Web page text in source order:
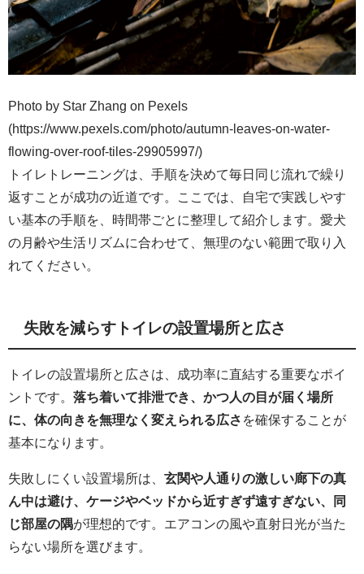
Photo by Star Zhang on Pexels
(https://www.pexels.com/photo/autumn-leaves-on-water-
flowing-over-roof-tiles-29905997/)
トイレトレーニングは、手順を決めて毎日同じ流れで繰り
返すことが成功の近道です。ここでは、自宅で実践しやす
い基本の手順を、時間帯ごとに整理して紹介します。愛犬
の月齢や生活リズムに合わせて、無理のない範囲で取り入
れてください。
失敗を減らすトイレの設置場所と広さ
トイレの設置場所と広さは、成功率に直結する重要なポイ
ントです。 落ち着いて排泄でき、かつ人の目が届く場所
に、体の向きを無理なく変えられる広さ を確保することが
基本になります。
失敗しにくい設置場所は、 玄関や人通りの激しい廊下の真
ん中は避け、ケージやベッドから近すぎず遠すぎない、同
じ部屋の隅が理想的です。エアコンの風や直射日光が当た
らない場所を選びます。